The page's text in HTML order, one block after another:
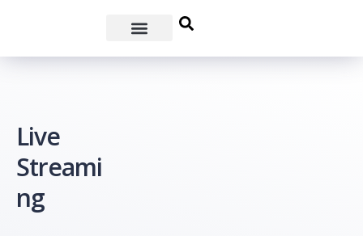
Live
Streami
ng